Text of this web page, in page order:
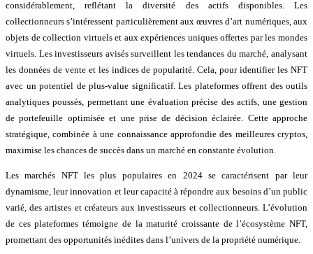
considérablement, reflétant la diversité des actifs disponibles. Les
collectionneurs s’intéressent particulièrement aux œuvres d’art numériques, aux
objets de collection virtuels et aux expériences uniques offertes par les mondes
virtuels. Les investisseurs avisés surveillent les tendances du marché, analysant
les données de vente et les indices de popularité. Cela, pour identifier les NFT
avec un potentiel de plus-value significatif. Les plateformes offrent des outils
analytiques poussés, permettant une évaluation précise des actifs, une gestion
de portefeuille optimisée et une prise de décision éclairée. Cette approche
stratégique, combinée à une connaissance approfondie des meilleures cryptos,
maximise les chances de succès dans un marché en constante évolution.
Les marchés NFT les plus populaires en 2024 se caractérisent par leur
dynamisme, leur innovation et leur capacité à répondre aux besoins d’un public
varié, des artistes et créateurs aux investisseurs et collectionneurs. L’évolution
de ces plateformes témoigne de la maturité croissante de l’écosystème NFT,
promettant des opportunités inédites dans l’univers de la propriété numérique.